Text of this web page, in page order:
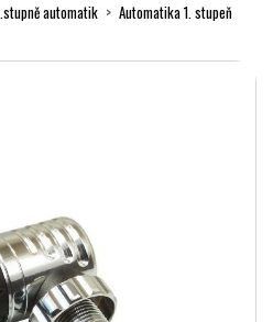
automatik
Automatika 1. stupeň